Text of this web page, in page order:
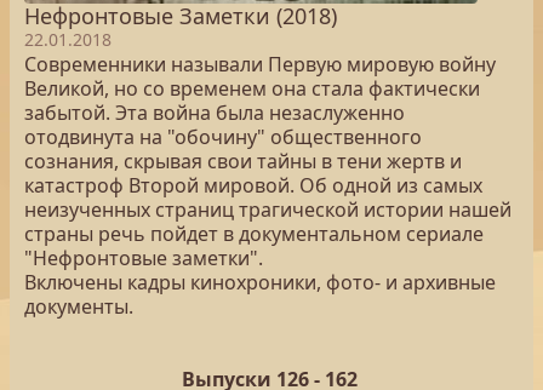
Нефронтовые Заметки (2018)
22.01.2018
Современники называли Первую мировую войну
Великой, но со временем она стала фактически
забытой. Эта война была незаслуженно
отодвинута на "обочину" общественного
сознания, скрывая свои тайны в тени жертв и
катастроф Второй мировой. Об одной из самых
неизученных страниц трагической истории нашей
страны речь пойдет в документальном сериале
"Нефронтовые заметки".
Включены кадры кинохроники, фото- и архивные
документы.
Выпуски 126 - 162